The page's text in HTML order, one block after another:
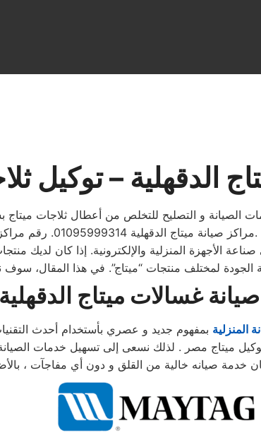
الدقهلية – توكيل
الصيانة و التصليح للتخلص من أعطال ثلاجات
الأجهزة المنزلية والإلكترونية. إذا كان لديك
غسالات ميتاج الدقهلية
المنزلية بمفهوم جديد و عصري بأستخدام أحدث
ميتاج مصر . لذلك نسعى إلى تسهيل خدمات